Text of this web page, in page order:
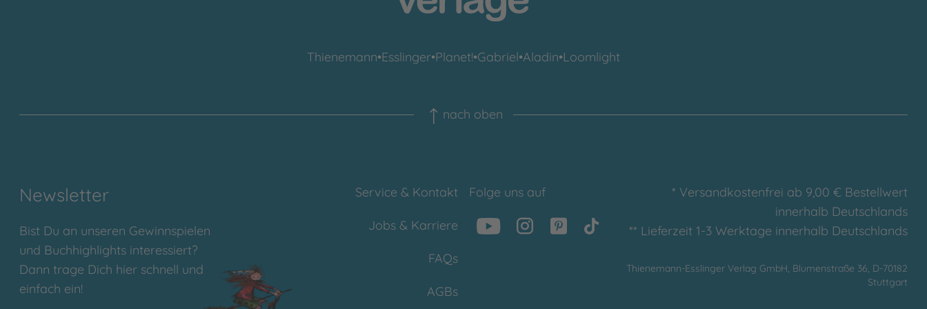
Thienemann•Esslinger•Planet!•Gabriel•Aladin•Loomlight
nach oben
Newsletter
Bist Du an unseren Gewinnspielen
und Buchhighlights interessiert?
Dann trage Dich hier schnell und
einfach ein!
Service & Kontakt
Jobs & Karriere
FAQs
AGBs
Folge uns auf
* Versandkostenfrei ab 9,00 € Bestellwert
innerhalb Deutschlands
** Lieferzeit 1-3 Werktage innerhalb Deutschlands
Thienemann-Esslinger Verlag GmbH, Blumenstraße 36, D-70182
Stuttgart